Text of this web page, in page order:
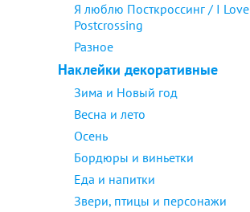
Я люблю Посткроссинг / I Love
Postcrossing
Разное
Наклейки декоративные
Зима и Новый год
Весна и лето
Осень
Бордюры и виньетки
Еда и напитки
Звери, птицы и персонажи